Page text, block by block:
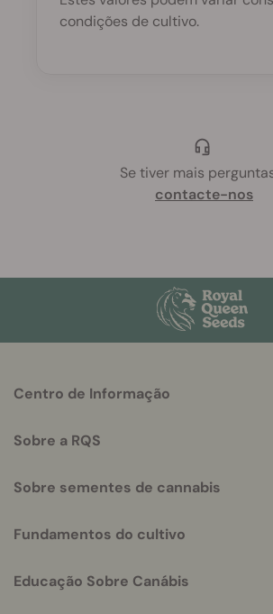
condições de cultivo.
Se tiver mais
contacte-nos
helpful
Centro de Informação
Sobre a RQS
Sobre sementes de cannabis
Fundamentos do cultivo
Educação Sobre Canábis